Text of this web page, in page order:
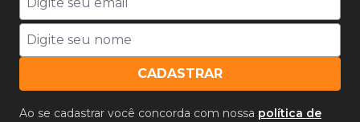
CADASTRAR
Ao se cadastrar você concorda com nossa política de